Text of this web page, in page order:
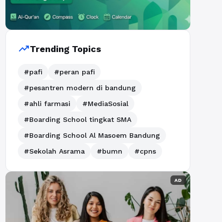
trending_upTrending Topics
#pafi
#peran pafi
#pesantren modern di bandung
#ahli farmasi
#MediaSosial
#Boarding School tingkat SMA
#Boarding School Al Masoem Bandung
#Sekolah Asrama
#bumn #cpns
AD